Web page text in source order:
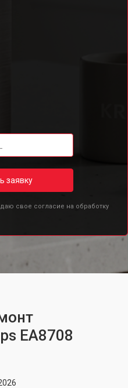
заявку
свое согласие на обработку
EA8708